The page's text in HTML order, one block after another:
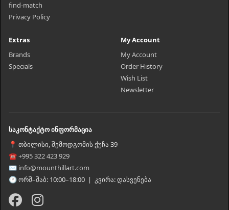
find-match
Privacy Policy
Extras
Brands
Specials
My Account
My Account
Order History
Wish List
Newsletter
საკონტაქტო ინფორმაცია
📍 თბილისი, შემოდგომის ქუჩა 39
☎ +995 322 423 929
✉ info@mounthillart.com
🕐 ორშ–შაბ: 10:00–18:00 | კვირა: დასვენება